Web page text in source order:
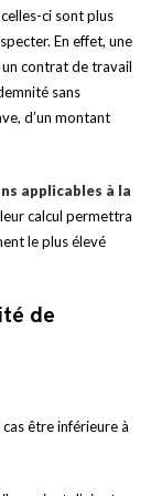
ci sont plus
En effet, une
contrat de travail
sans
d’un montant
applicables à la
calcul permettra
le plus élevé
de
être inférieure à